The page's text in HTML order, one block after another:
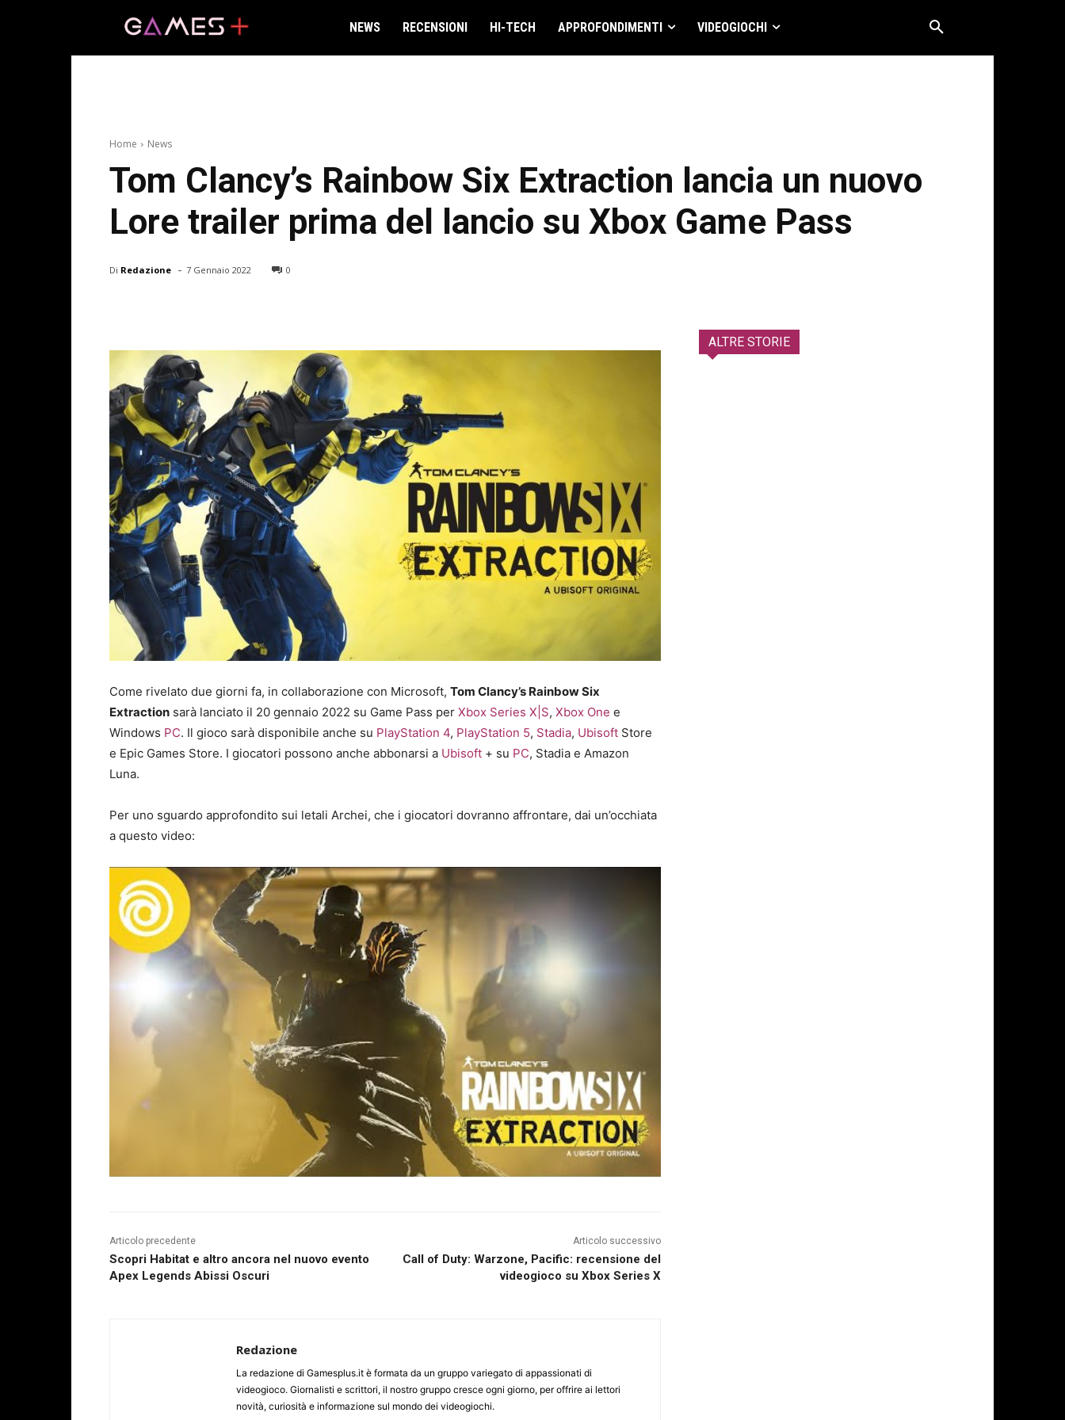
NEWS RECENSIONI HI-TECH APPROFONDIMENTI VIDEOGIOCHI
Home News
Tom Clancy’s Rainbow Six Extraction lancia un nuovo
Lore trailer prima del lancio su Xbox Game Pass
Di Redazione - 7 Gennaio 2022 0
Come rivelato due giorni fa, in collaborazione con Microsoft, Tom Clancy’s Rainbow Six
Extraction sarà lanciato il 20 gennaio 2022 su Game Pass per Xbox Series X|S, Xbox One e
Windows PC. Il gioco sarà disponibile anche su PlayStation 4, PlayStation 5, Stadia, Ubisoft Store
e Epic Games Store. I giocatori possono anche abbonarsi a Ubisoft + su PC, Stadia e Amazon
Luna.
Per uno sguardo approfondito sui letali Archei, che i giocatori dovranno affrontare, dai un’occhiata
a questo video:
Articolo precedente
Scopri Habitat e altro ancora nel nuovo evento
Apex Legends Abissi Oscuri
Articolo successivo
Call of Duty: Warzone, Pacific: recensione del
videogioco su Xbox Series X
Redazione
La redazione di Gamesplus.it è formata da un gruppo variegato di appassionati di
videogioco. Giornalisti e scrittori, il nostro gruppo cresce ogni giorno, per offrire ai lettori
novità, curiosità e informazione sul mondo dei videogiochi.
ALTRE STORIE